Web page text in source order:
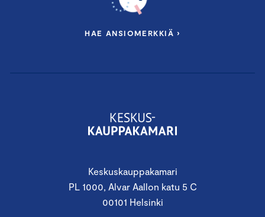
Keskuskauppakamari
PL 1000, Alvar Aallon katu 5 C
00101 Helsinki
HAE ANSIOMERKKIÄ ›